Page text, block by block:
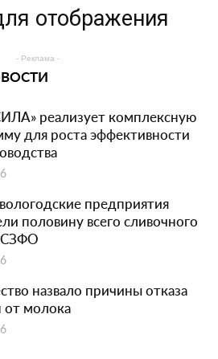
отображения
- Реклама -
реализует комплексную
для роста эффективности
предприятия
половину всего сливочного
СЗФО
назвало причины отказа
от молока